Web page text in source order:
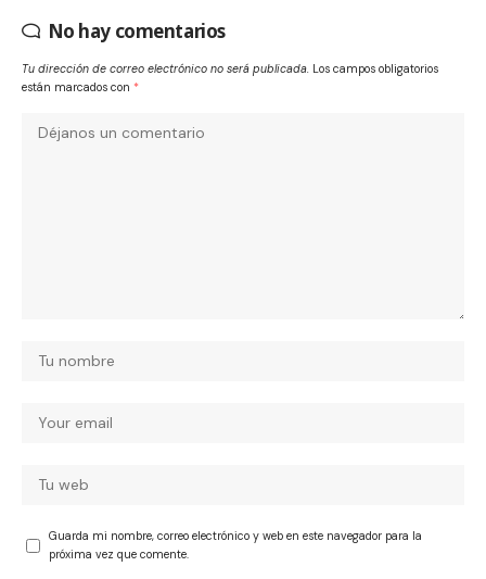
No hay comentarios
Tu dirección de correo electrónico no será publicada. Los campos obligatorios
están marcados con *
Guarda mi nombre, correo electrónico y web en este navegador para la
próxima vez que comente.